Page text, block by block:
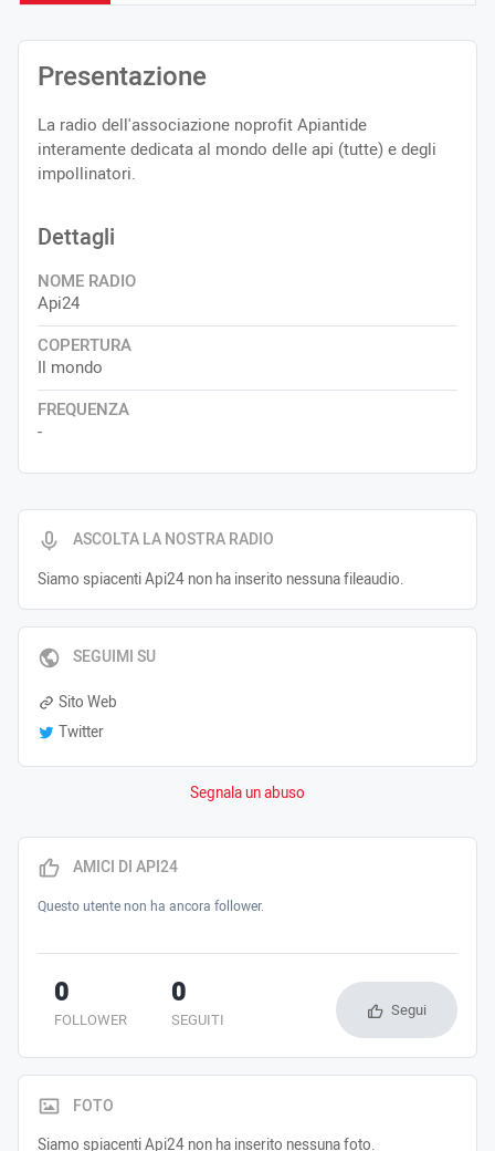
ASCOLTA LA NOSTRA RADIO
Siamo spiacenti Api24 non ha inserito nessuna fileaudio.
SEGUIMI SU
Sito Web
Twitter
Segnala un abuso
Presentazione
La radio dell'associazione noprofit Apiantide
interamente dedicata al mondo delle api (tutte) e degli
impollinatori.
Dettagli
NOME RADIO
Api24
COPERTURA
Il mondo
FREQUENZA
-
AMICI DI API24
Questo utente non ha ancora follower.
FOLLOWER
0
SEGUITI
0 Segui
FOTO
Siamo spiacenti Api24 non ha inserito nessuna foto.